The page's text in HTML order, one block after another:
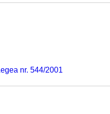
nr. 544/2001